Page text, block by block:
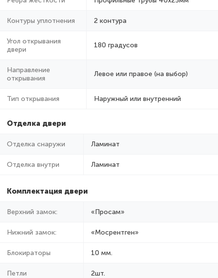
Контуры уплотнения 2 контура
Угол открывания
двери
180 градусов
Направление
открывания
Левое или правое (на выбор)
Тип открывания Наружный или внутренний
Отделка двери
Отделка снаружи Ламинат
Отделка внутри Ламинат
Комплектация двери
Верхний замок: «Просам»
Нижний замок: «Мосрентген»
Блокираторы 10 мм.
Петли 2шт.